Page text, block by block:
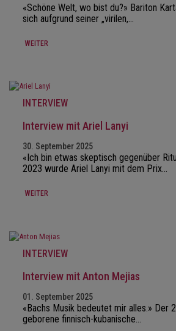
«Schöne Welt, wo bist du?» Bariton
sich aufgrund seiner „virilen,…
WEITER
INTERVIEW
Interview mit Ariel Lanyi
30. September 2025
«Ich bin etwas skeptisch gegenüber
2023 wurde Ariel Lanyi mit dem Prix…
WEITER
INTERVIEW
Interview mit Anton Mejias
01. September 2025
«Bachs Musik bedeutet mir alles.» Der
geborene finnisch-kubanische…